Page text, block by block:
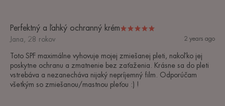
Perfektný a ľahký ochranný krém
Jana, 28 rokov 2 years ago
Toto SPF maximálne vyhovuje mojej zmiešanej pleti, nakoľko jej
poskytne ochranu a zmatnenie bez zaťaženia. Krásne sa do pleti
vstrebáva a nezanecháva nijaký nepríjemný film. Odporúčam
všetkým so zmiešanou/mastnou pleťou :) !